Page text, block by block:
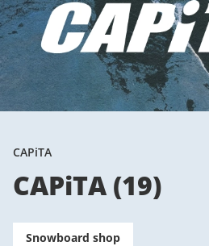
France
CAPiTA
CAPiTA (19)
Snowboard shop